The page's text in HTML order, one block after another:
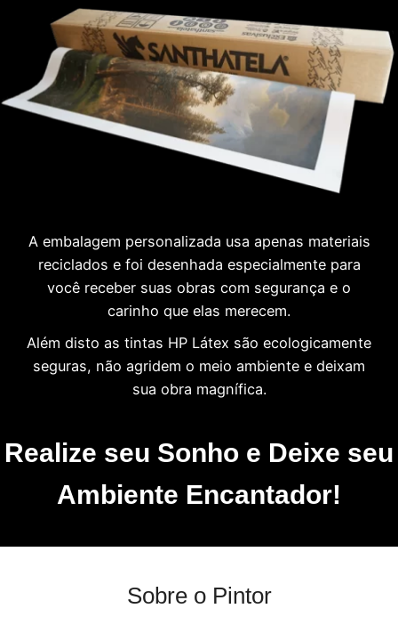
A embalagem personalizada usa apenas materiais
reciclados e foi desenhada especialmente para
você receber suas obras com segurança e o
carinho que elas merecem.
Além disto as tintas HP Látex são ecologicamente
seguras, não agridem o meio ambiente e deixam
sua obra magnífica.
Realize seu Sonho e Deixe seu
Ambiente Encantador!
Sobre o Pintor